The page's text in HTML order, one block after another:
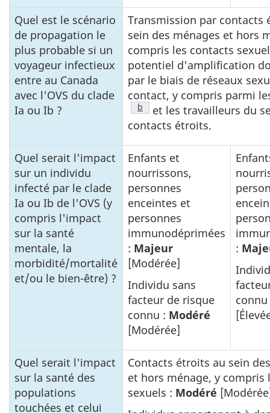
Quel est le scénario
de propagation le
plus probable si un
voyageur infectieux
entre au Canada
avec l'OVS du clade
Ia ou Ib ?
Transmission par contacts
sein des ménages et hors
compris les contacts
potentiel d'amplification
par le biais de réseaux
contact, y compris parmi
Tableau 1 Note de bas de page
b
et les travailleurs du
contacts étroits.
Quel serait l'impact
sur un individu
infecté par le clade
Ia ou Ib de l'OVS (y
compris l'impact
sur la santé
mentale, la
morbidité/mortalité
et/ou le bien-être) ?
Enfants et
nourrissons,
personnes
enceintes et
personnes
immunodéprimées
: Majeur
[Modérée]
Individu sans
facteur de risque
connu : Modéré
[Modérée]
:
Quel serait l'impact
sur la santé des
populations
touchées et celui
Contacts étroits au sein
et hors ménage, y compris
sexuels : Modéré